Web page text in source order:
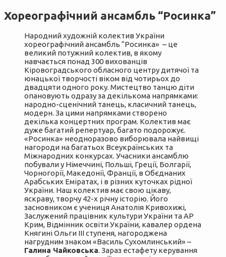
Хореографічний ансамбль “Росинка”
Народний художній колектив України
хореографічний ансамбль “Росинка» – це
великий потужний колектив, в якому
навчається понад 300 вихованців
Кіровоградського обласного центру дитячої та
юнацької творчості віком від чотирьох до
двадцяти одного року. Мистецтво танцю діти
опановують одразу за декількома напрямками:
народно-сценічний танець, класичний танець,
модерн. За цими напрямками створено
декілька концертних програм. Колектив має
дуже багатий репертуар, багато подорожує.
«Росинка» неодноразово виборювала найвищі
нагороди на багатьох Всеукраїнських та
Міжнародних конкурсах. Учасники ансамблю
побували у Німеччині, Польші, Греції, Болгарії,
Чорногорії, Македонії, Франції, в Обєднаних
Арабських Еміратах, і в різних куточках рідної
України. Наш колектив має свою цікаву,
яскраву, творчу 42-х річну історію. Його
засновником є учениця Анатолія Кривохижі,
Заслужений працівник культури України та АР
Крим, Відмінник освіти України, кавалер ордена
Княгині Ольги ІІІ ступеня, нагороджена
нагрудним знаком «Василь Сухомлинський» –
Галина Чайковська. Зараз естафету керування